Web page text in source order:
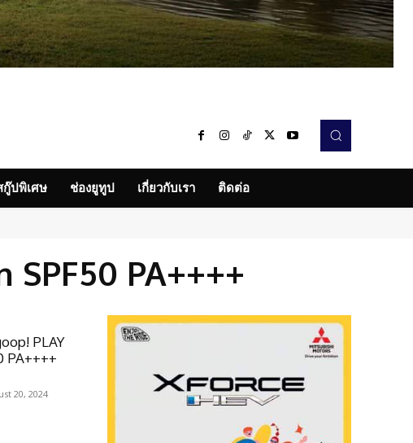
กู๊ปพิเศษ ช่องยูทูป เกี่ยวกับเรา ติดต่อ
PA++++
PLAY
PA++++
20, 2024